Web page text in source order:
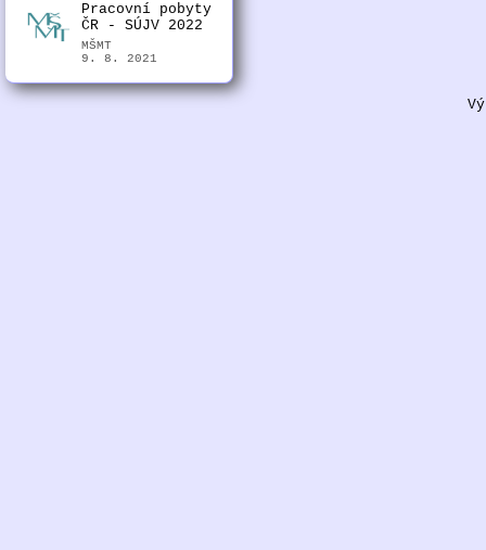
Pracovní pobyty
ČR - SÚJV 2022
MŠMT
9. 8. 2021